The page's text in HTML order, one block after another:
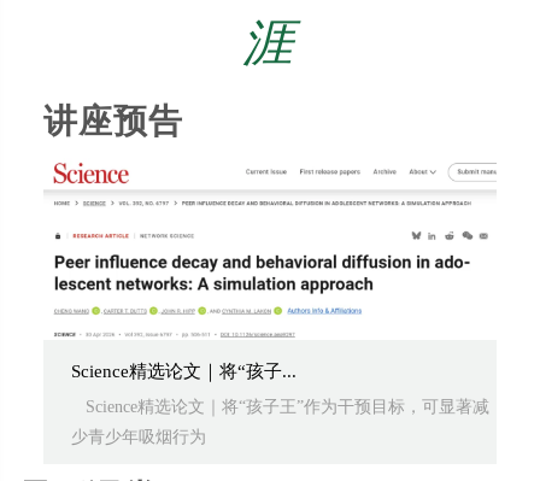
涯
讲座预告
Science精选论文｜将“孩子...
Science精选论文｜将“孩子王”作为干预目标，可显著减
少青少年吸烟行为